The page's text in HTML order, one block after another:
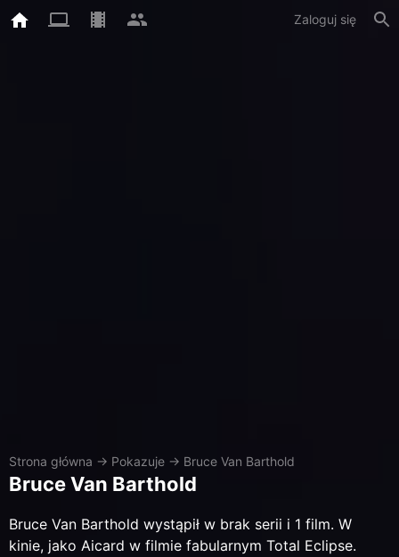
Zaloguj się
Strona główna → Pokazuje → Bruce Van Barthold
Bruce Van Barthold
Bruce Van Barthold wystąpił w brak serii i 1 film. W
kinie, jako Aicard w filmie fabularnym Total Eclipse.